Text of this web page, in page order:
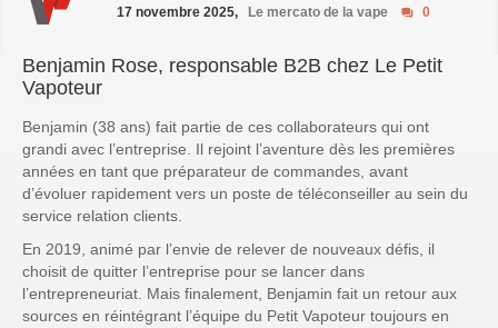
17 novembre 2025, Le mercato de la vape 0
Benjamin Rose, responsable B2B chez Le Petit
Vapoteur
Benjamin (38 ans) fait partie de ces collaborateurs qui ont
grandi avec l’entreprise. Il rejoint l’aventure dès les premières
années en tant que préparateur de commandes, avant
d’évoluer rapidement vers un poste de téléconseiller au sein du
service relation clients.
En 2019, animé par l’envie de relever de nouveaux défis, il
choisit de quitter l’entreprise pour se lancer dans
l’entrepreneuriat. Mais finalement, Benjamin fait un retour aux
sources en réintégrant l’équipe du Petit Vapoteur toujours en